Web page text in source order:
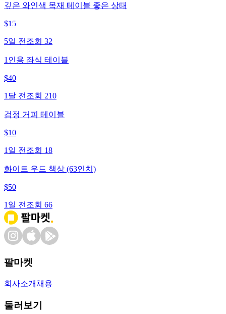
깊은 와인색 목재 테이블 좋은 상태
$15
5일 전 조회 32
1인용 좌식 테이블
$40
1달 전 조회 210
검정 거피 테이블
$10
1일 전 조회 18
화이트 우드 책상 (63인치)
$50
1일 전 조회 66
팔마켓
회사소개 채용
둘러보기